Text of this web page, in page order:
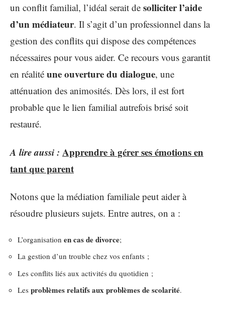
un conflit familial, l’idéal serait de solliciter l’aide
d’un médiateur. Il s’agit d’un professionnel dans la
gestion des conflits qui dispose des compétences
nécessaires pour vous aider. Ce recours vous garantit
en réalité une ouverture du dialogue, une
atténuation des animosités. Dès lors, il est fort
probable que le lien familial autrefois brisé soit
restauré.
A lire aussi : Apprendre à gérer ses émotions en
tant que parent
Notons que la médiation familiale peut aider à
résoudre plusieurs sujets. Entre autres, on a :
L’organisation en cas de divorce;
La gestion d’un trouble chez vos enfants ;
Les conflits liés aux activités du quotidien ;
Les problèmes relatifs aux problèmes de scolarité.